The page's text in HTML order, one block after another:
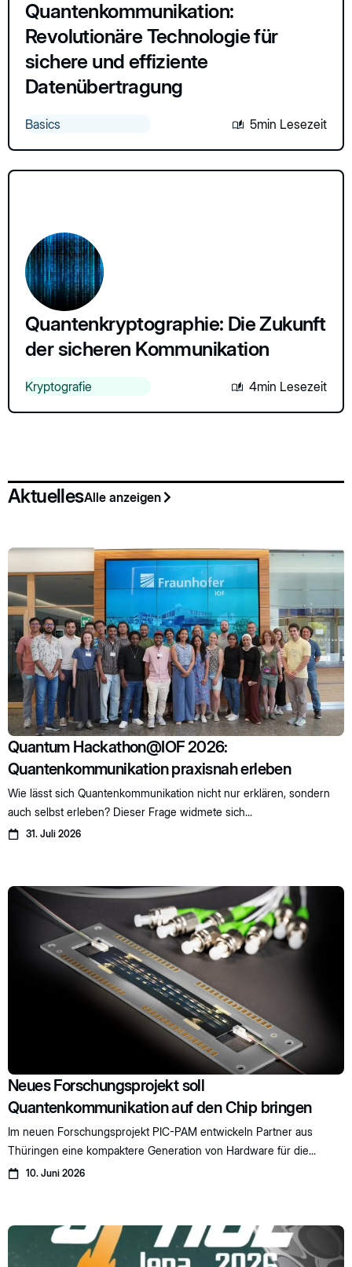
Quantenkommunikation:
Revolutionäre Technologie für
sichere und effiziente
Datenübertragung
Basics 5min Lesezeit
Quantenkryptographie: Die Zukunft
der sicheren Kommunikation
Kryptografie 4min Lesezeit
AktuellesAlle anzeigen
Quantum Hackathon@IOF 2026:
Quantenkommunikation praxisnah erleben
Wie lässt sich Quantenkommunikation nicht nur erklären, sondern
auch selbst erleben? Dieser Frage widmete sich...
31. Juli 2026
Neues Forschungsprojekt soll
Quantenkommunikation auf den Chip bringen
Im neuen Forschungsprojekt PIC-PAM entwickeln Partner aus
Thüringen eine kompaktere Generation von Hardware für die...
10. Juni 2026